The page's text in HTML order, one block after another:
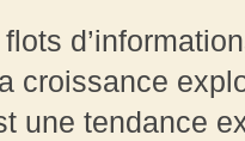
croissance
une tendance